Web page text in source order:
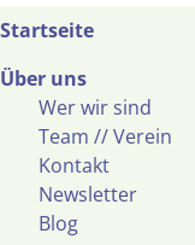
Startseite
Über uns
Wer wir sind
Team // Verein
Kontakt
Newsletter
Blog